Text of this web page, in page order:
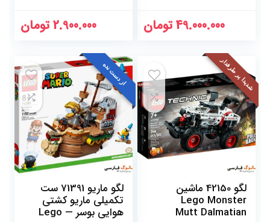
49.000.000تومان 2.900.000تومان
شدیدا پر طرفدار
لگو 42150 ماشین
Lego Monster
Mutt Dalmatian
از دست نده
لگو ماریو 71391 ست
تکمیلی ماریو کشتی
هوایی بوسر — Lego